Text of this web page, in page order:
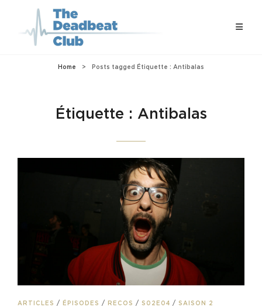
Home > Posts tagged Étiquette : Antibalas
Étiquette : Antibalas
CAT
ARTICLES / ÉPISODES / RECOS / S02E04 / SAISON 2